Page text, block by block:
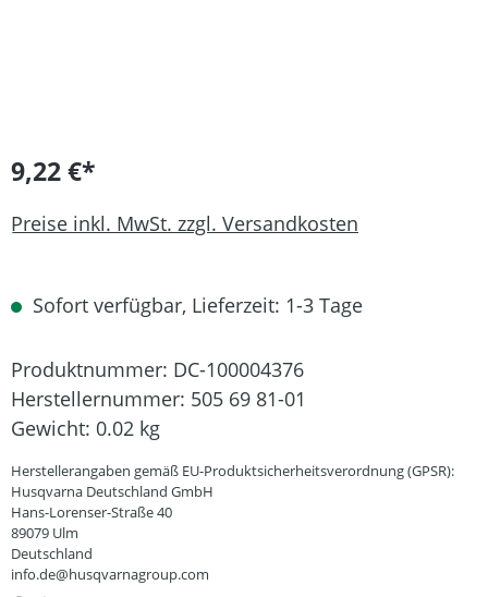
9,22 €*
Preise inkl. MwSt. zzgl. Versandkosten
Sofort verfügbar, Lieferzeit: 1-3 Tage
Produktnummer: DC-100004376
Herstellernummer: 505 69 81-01
Gewicht: 0.02 kg
Herstellerangaben gemäß EU-Produktsicherheitsverordnung (GPSR):
Husqvarna Deutschland GmbH
Hans-Lorenser-Straße 40
89079 Ulm
Deutschland
info.de@husqvarnagroup.com